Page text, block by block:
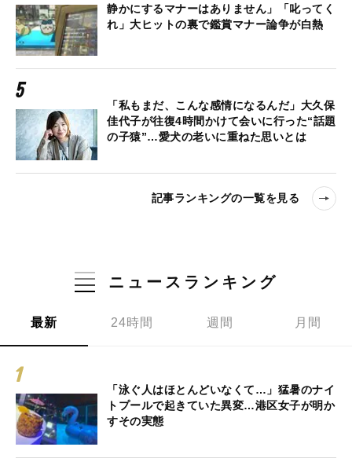
静かにするマナーはありません」「叱ってく
れ」大ヒットの裏で鑑賞マナー論争が白熱
「私もまだ、こんな感情になるんだ」大久保
佳代子が往復4時間かけて会いに行った“話題
の子猿”…愛犬の老いに重ねた思いとは
記事ランキングの一覧を見る
ニュースランキング
最新 24時間 週間 月間
「泳ぐ人はほとんどいなくて…」猛暑のナイ
トプールで起きていた異変…港区女子が明か
すその実態